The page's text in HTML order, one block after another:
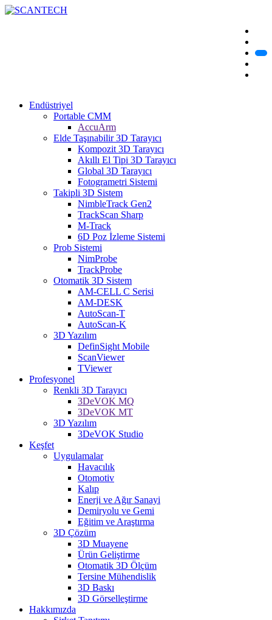
Endüstriyel
Portable CMM
AccuArm
Elde Taşınabilir 3D Tarayıcı
Kompozit 3D Tarayıcı
Akıllı El Tipi 3D Tarayıcı
Global 3D Tarayıcı
Fotogrametri Sistemi
Takipli 3D Sistem
NimbleTrack Gen2
TrackScan Sharp
M-Track
6D Poz İzleme Sistemi
Prob Sistemi
NimProbe
TrackProbe
Otomatik 3D Sistem
AM-CELL C Serisi
AM-DESK
AutoScan-T
AutoScan-K
3D Yazılım
DefinSight Mobile
ScanViewer
TViewer
Profesyonel
Renkli 3D Tarayıcı
3DeVOK MQ
3DeVOK MT
3D Yazılım
3DeVOK Studio
Keşfet
Uygulamalar
Havacılık
Otomotiv
Kalıp
Enerji ve Ağır Sanayi
Demiryolu ve Gemi
Eğitim ve Araştırma
3D Çözüm
3D Muayene
Ürün Geliştirme
Otomatik 3D Ölçüm
Tersine Mühendislik
3D Baskı
3D Görselleştirme
Hakkımızda